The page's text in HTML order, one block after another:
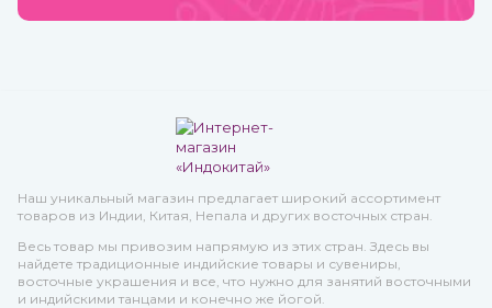
Наш уникальный магазин предлагает широкий ассортимент
товаров из Индии, Китая, Непала и других восточных стран.
Весь товар мы привозим напрямую из этих стран. Здесь вы
найдете традиционные индийские товары и сувениры,
восточные украшения и все, что нужно для занятий восточными
и индийскими танцами и конечно же йогой.